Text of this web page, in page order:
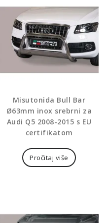
Misutonida Bull Bar
Ø63mm inox srebrni za
Audi Q5 2008-2015 s EU
certifikatom
Pročitaj više